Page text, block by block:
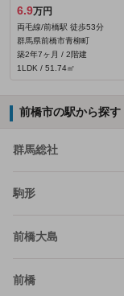
6.9万円
両毛線/前橋駅 徒歩53分
群馬県前橋市青柳町
築2年7ヶ月 / 2階建
1LDK / 51.74㎡
前橋市の駅から探す
群馬総社
駒形
前橋大島
前橋